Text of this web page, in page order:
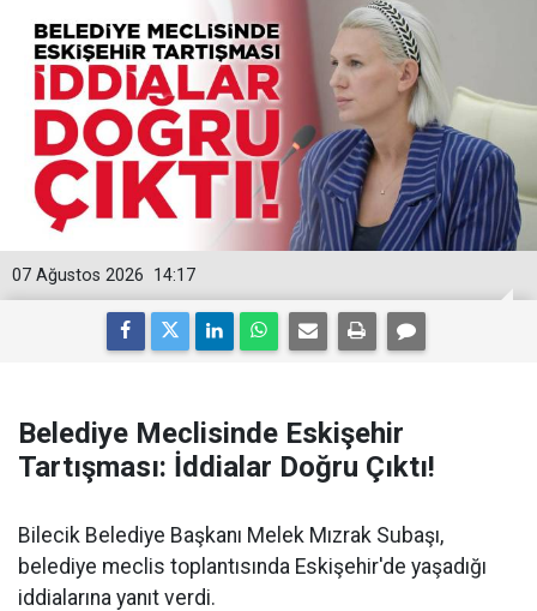
14:17
07 Ağustos 2026
Belediye Meclisinde Eskişehir
Tartışması: İddialar Doğru Çıktı!
Bilecik Belediye Başkanı Melek Mızrak Subaşı,
belediye meclis toplantısında Eskişehir'de yaşadığı
iddialarına yanıt verdi.